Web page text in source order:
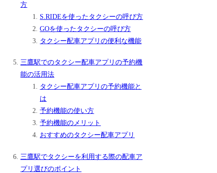
方
S.RIDEを使ったタクシーの呼び方
GOを使ったタクシーの呼び方
タクシー配車アプリの便利な機能
三鷹駅でのタクシー配車アプリの予約機
能の活用法
タクシー配車アプリの予約機能と
は
予約機能の使い方
予約機能のメリット
おすすめのタクシー配車アプリ
三鷹駅でタクシーを利用する際の配車ア
プリ選びのポイント